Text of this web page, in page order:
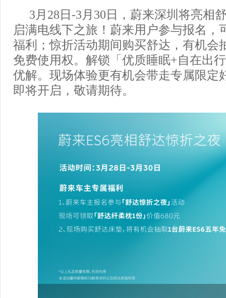
3月28日-3月30日，蔚来深圳将亮相
启满电线下之旅！蔚来用户参与报名，
福利；惊折活动期间购买舒达，有机会
免费使用权。解锁「优质睡眠+自在出
优解。现场体验更有机会带走专属限定
即将开启，敬请期待。